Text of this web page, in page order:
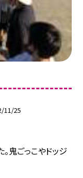
11/25
鬼ごっこやドッジ